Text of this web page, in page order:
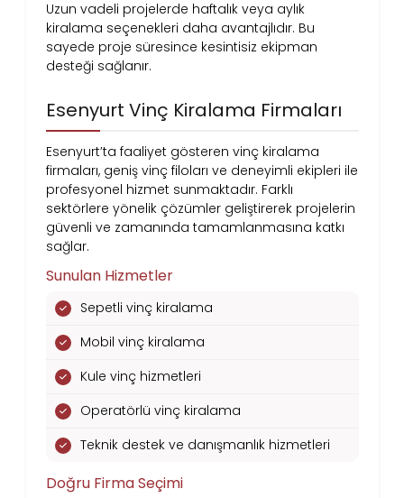
Uzun vadeli projelerde haftalık veya aylık
kiralama seçenekleri daha avantajlıdır. Bu
sayede proje süresince kesintisiz ekipman
desteği sağlanır.
Esenyurt Vinç Kiralama Firmaları
Esenyurt’ta faaliyet gösteren vinç kiralama
firmaları, geniş vinç filoları ve deneyimli ekipleri ile
profesyonel hizmet sunmaktadır. Farklı
sektörlere yönelik çözümler geliştirerek projelerin
güvenli ve zamanında tamamlanmasına katkı
sağlar.
Sunulan Hizmetler
Sepetli vinç kiralama
Mobil vinç kiralama
Kule vinç hizmetleri
Operatörlü vinç kiralama
Teknik destek ve danışmanlık hizmetleri
Doğru Firma Seçimi